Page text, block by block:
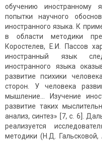
обучению иностранному
попытки научного
иностранного языка. К
в области методики
Коростелев, Е.И. Пассов
иностранный язык
иностранного языка
развитие психики
сторон. У человека
мышление... Изучение
развитие таких
анализ, синтез» [7, с. 6].
реализуется
методики (Н.Д. Гальсковой,